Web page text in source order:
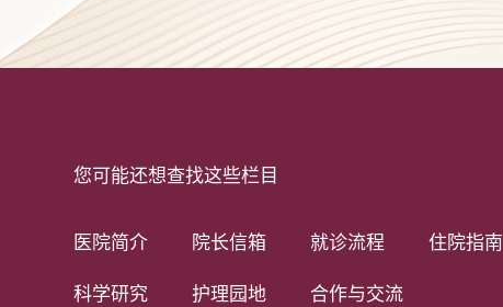
您可能还想查找这些栏目
医院简介 院长信箱 就诊流程 住院指南
科学研究 护理园地 合作与交流